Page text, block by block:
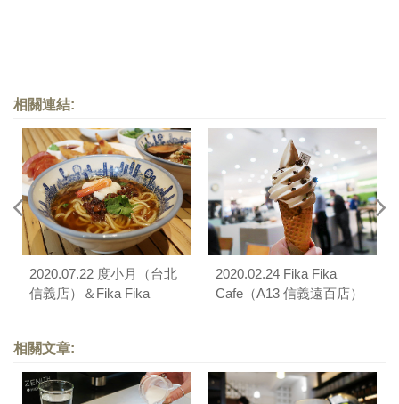
相關連結:
2020.07.22 度小月（台北
信義店）＆Fika Fika
2020.02.24 Fika Fika
Cafe（A13 信義遠百店）
相關文章: